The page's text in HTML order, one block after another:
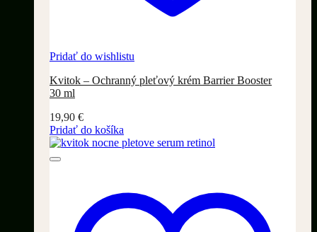
Pridať do wishlistu
Kvitok – Ochranný pleťový krém Barrier Booster
30 ml
19,90 €
Pridať do košíka